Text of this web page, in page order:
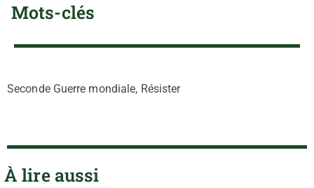
Mots-clés
Seconde Guerre mondiale, Résister
À lire aussi